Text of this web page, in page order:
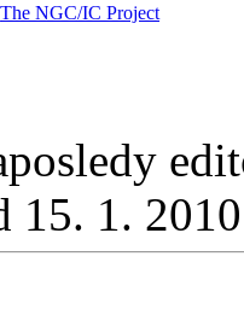
The NGC/IC Project
15. 1.